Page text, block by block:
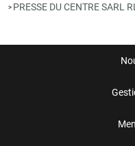
> PRESSE DU CENTRE SARL